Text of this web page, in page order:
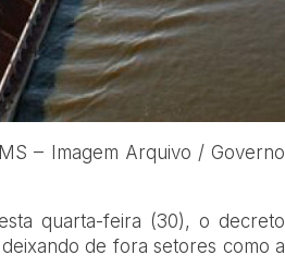
– Imagem Arquivo / Governo
quarta-feira (30), o decreto
de fora setores como a